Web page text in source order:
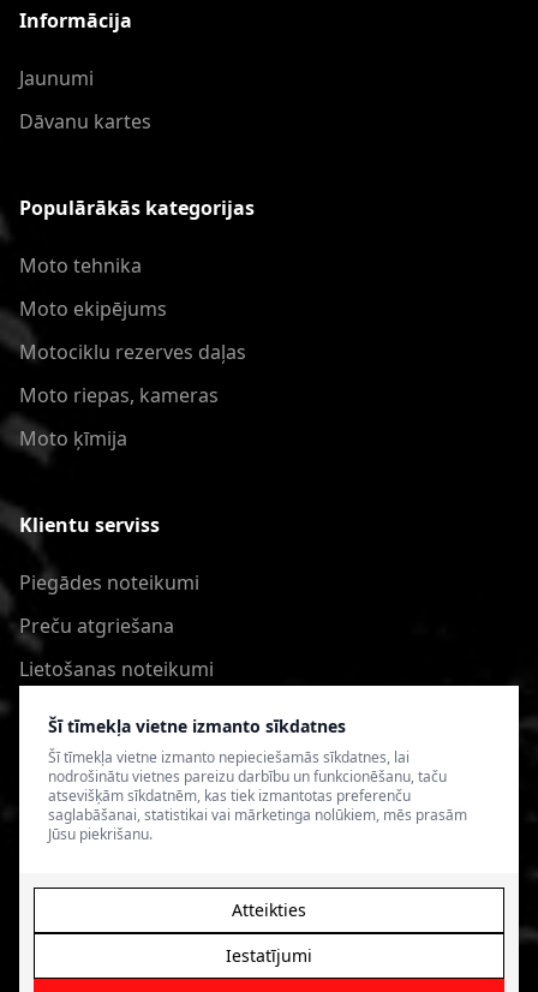
Šī tīmekļa vietne izmanto sīkdatnes
Šī tīmekļa vietne izmanto nepieciešamās sīkdatnes, lai
nodrošinātu vietnes pareizu darbību un funkcionēšanu, taču
atsevišķām sīkdatnēm, kas tiek izmantotas preferenču
saglabāšanai, statistikai vai mārketinga nolūkiem, mēs prasām
Jūsu piekrišanu.
Iestatījumi
Atteikties
Informācija
Jaunumi
Dāvanu kartes
Populārākās kategorijas
Moto tehnika
Moto ekipējums
Motociklu rezerves daļas
Moto riepas, kameras
Moto ķīmija
Klientu serviss
Piegādes noteikumi
Preču atgriešana
Lietošanas noteikumi
Privātuma politika
© 2026 4SPEED.LV. Visas tiesības aizsargātas.
veikala izveide - Magecode.